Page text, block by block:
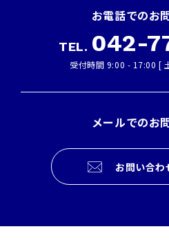
お電話でのお
TEL. 042-
受付時間 9:00 ‑ 17:00 [
メールでのお
お問い合わ